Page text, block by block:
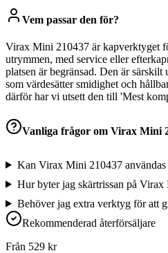
Vem passar den för?
Virax Mini 210437 är kapverktyget
utrymmen, med service eller
platsen är begränsad. Den är
som värdesätter smidighet och
därför har vi utsett den till 'Mest
Vanliga frågor om Virax Mini
Kan Virax Mini 210437 användas
Hur byter jag skärtrissan på Virax
Behöver jag extra verktyg för att
Rekommenderad återförsäljare
Från 529 kr